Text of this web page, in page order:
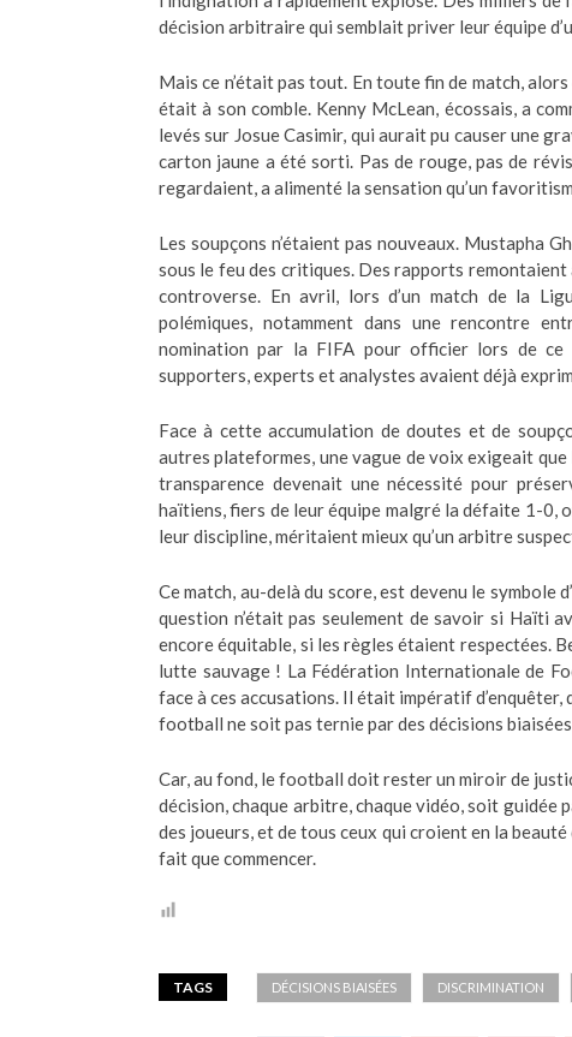
décision arbitraire qui semblait priver leur équipe
Mais ce n’était pas tout. En toute fin de match,
était à son comble. Kenny McLean, écossais, a
levés sur Josue Casimir, qui aurait pu causer une
carton jaune a été sorti. Pas de rouge, pas de
regardaient, a alimenté la sensation qu’un
Les soupçons n’étaient pas nouveaux. Mustapha
sous le feu des critiques. Des rapports remontaient
controverse. En avril, lors d’un match de la
polémiques, notamment dans une rencontre
nomination par la FIFA pour officier lors de ce
supporters, experts et analystes avaient déjà
Face à cette accumulation de doutes et de
autres plateformes, une vague de voix exigeait
transparence devenait une nécessité pour
haïtiens, fiers de leur équipe malgré la défaite 1-0,
leur discipline, méritaient mieux qu’un arbitre
Ce match, au-delà du score, est devenu le symbole
question n’était pas seulement de savoir si Haïti
encore équitable, si les règles étaient respectées.
lutte sauvage ! La Fédération Internationale de
face à ces accusations. Il était impératif
football ne soit pas ternie par des décisions
Car, au fond, le football doit rester un miroir de
décision, chaque arbitre, chaque vidéo, soit guidée
des joueurs, et de tous ceux qui croient en la
fait que commencer.
TAGS DÉCISIONS BIAISÉES DISCRIMINATION